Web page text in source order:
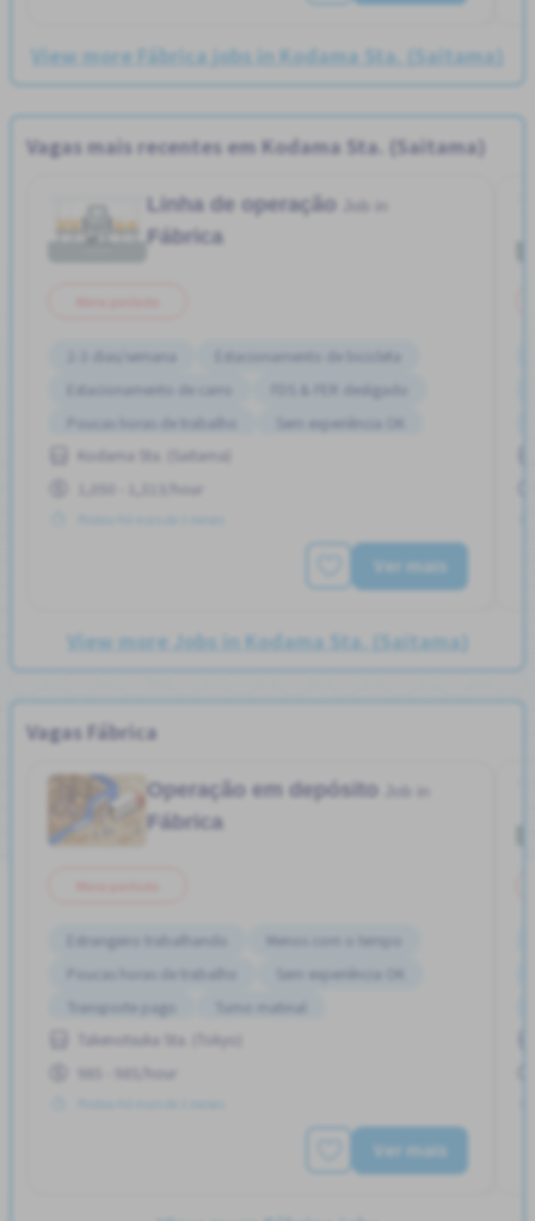
View more Fábrica jobs in Kodama Sta. (Saitama)
Vagas mais recentes em Kodama Sta. (Saitama)
Linha de operação
Fábrica
2-3 dias/semana
Estacionamento de bicicleta
Estacionamento de carro
FDS & FER desligado
Poucas horas de trabalho
Sem experiência OK
Kodama Sta. (Saitama)
1,050 - 1,313/hour
Ver mais
View more Jobs in Kodama Sta. (Saitama)
Vagas Fábrica
Operação em depósito
Fábrica
Estrangeiro trabalhando
Menos com o tempo
Poucas horas de trabalho
Sem experiência OK
Transporte pago
Turno matinal
Takenotsuka Sta. (Tokyo)
985 - 985/hour
Ver mais